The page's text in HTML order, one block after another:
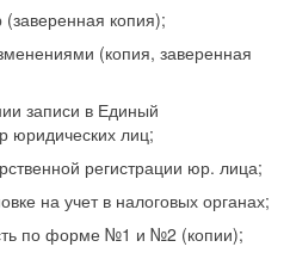
копия);
(копия, заверенная
записи в Единый
юридических лиц;
регистрации юр. лица;
на учет в налоговых органах;
по форме №1 и №2 (копии);